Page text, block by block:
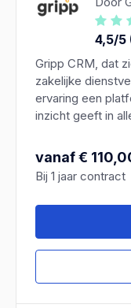
4,5/5
Gripp CRM, dat
zakelijke
ervaring een
inzicht geeft in
vanaf €
Bij 1 jaar contract